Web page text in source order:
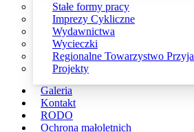
Stałe formy pracy
Imprezy Cykliczne
Wydawnictwa
Wycieczki
Regionalne Towarzystwo
Projekty
Galeria
Kontakt
RODO
Ochrona małoletnich